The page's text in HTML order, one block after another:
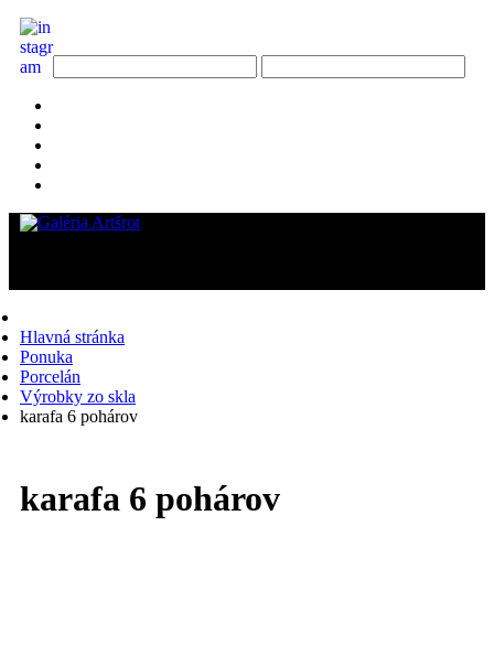
Hlavná stránka
Ponuka
Porcelán
Výrobky zo skla
karafa 6 pohárov
karafa 6 pohárov